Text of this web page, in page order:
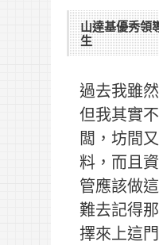
山達基優秀領
生
過去我雖
但我其實
闆，坊間
料，而且
管應該做
難去記得
擇來上這